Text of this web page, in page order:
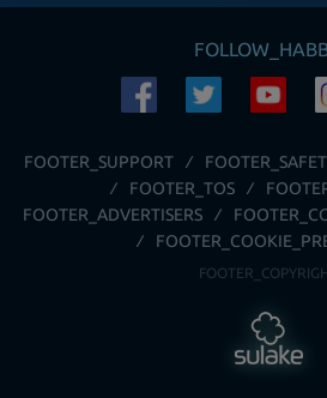
FOOTER_SUPPORT
FOOTER_TOS
FOOTER_ADVERTISERS